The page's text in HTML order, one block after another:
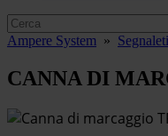
Ampere System »
CANNA DI